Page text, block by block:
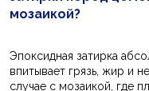
мозаикой?
Эпоксидная затирка
впитывает грязь, жир и
случае с мозаикой, где